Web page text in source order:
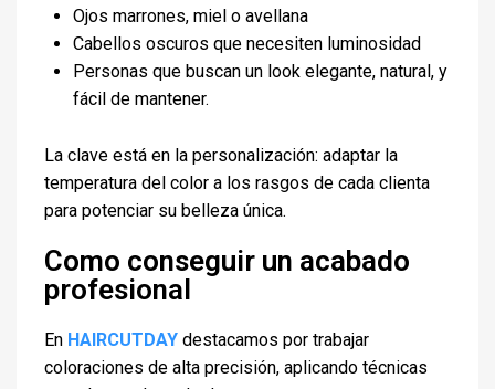
Ojos marrones, miel o avellana
Cabellos oscuros que necesiten luminosidad
Personas que buscan un look elegante, natural, y
fácil de mantener.
La clave está en la personalización: adaptar la
temperatura del color a los rasgos de cada clienta
para potenciar su belleza única.
Como conseguir un acabado
profesional
En HAIRCUTDAY destacamos por trabajar
coloraciones de alta precisión, aplicando técnicas